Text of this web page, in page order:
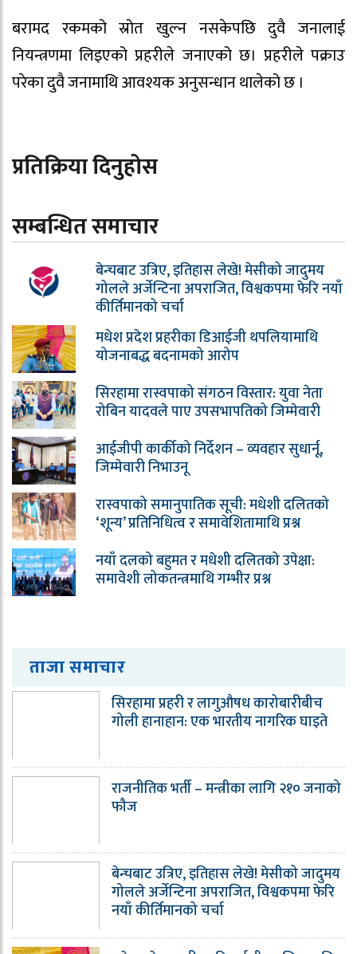
बरामद रकमको स्रोत खुल्न नसकेपछि दुवै जनालाई
नियन्त्रणमा लिइएको प्रहरीले जनाएको छ। प्रहरीले पक्राउ
परेका दुवै जनामाथि आवश्यक अनुसन्धान थालेको छ ।
प्रतिक्रिया दिनुहोस
सम्बन्धित समाचार
बेन्चबाट उत्रिए, इतिहास लेखे! मेसीको जादुमय
गोलले अर्जेन्टिना अपराजित, विश्वकपमा फेरि नयाँ
कीर्तिमानको चर्चा
मधेश प्रदेश प्रहरीका डिआईजी थपलियामाथि
योजनाबद्ध बदनामको आरोप
सिरहामा रास्वपाको संगठन विस्तार: युवा नेता
रोबिन यादवले पाए उपसभापतिको जिम्मेवारी
आईजीपी कार्कीको निर्देशन – व्यवहार सुधार्नू,
जिम्मेवारी निभाउनू
रास्वपाको समानुपातिक सूची: मधेशी दलितको
‘शून्य’ प्रतिनिधित्व र समावेशितामाथि प्रश्न
नयाँ दलको बहुमत र मधेशी दलितको उपेक्षा:
समावेशी लोकतन्त्रमाथि गम्भीर प्रश्न
ताजा समाचार
सिरहामा प्रहरी र लागुऔषध कारोबारीबीच
गोली हानाहान: एक भारतीय नागरिक घाइते
राजनीतिक भर्ती – मन्त्रीका लागि २१० जनाको
फौज
बेन्चबाट उत्रिए, इतिहास लेखे! मेसीको जादुमय
गोलले अर्जेन्टिना अपराजित, विश्वकपमा फेरि
नयाँ कीर्तिमानको चर्चा